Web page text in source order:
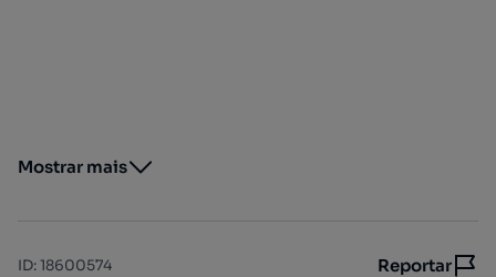
Mostrar mais
ID:18600574 Reportar